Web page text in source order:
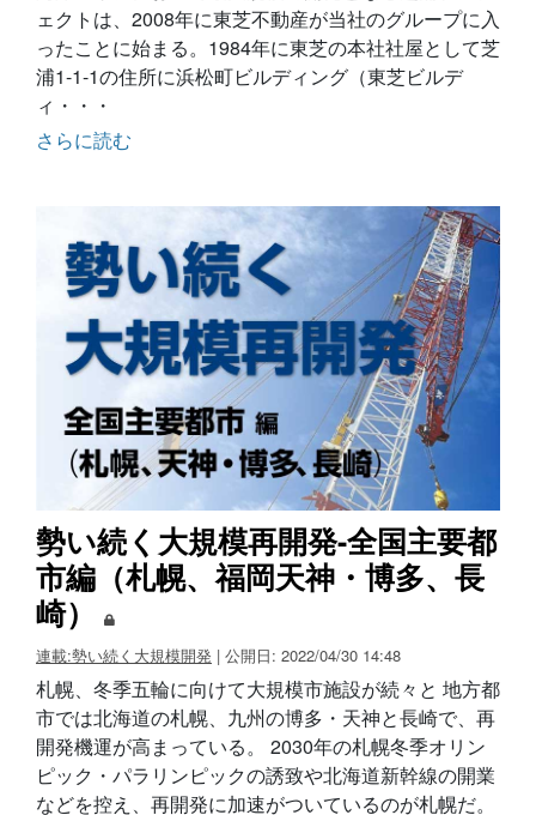
ェクトは、2008年に東芝不動産が当社のグループに入
ったことに始まる。1984年に東芝の本社社屋として芝
浦1-1-1の住所に浜松町ビルディング（東芝ビルデ
ィ・・・
さらに読む
勢い続く大規模再開発-全国主要都
市編（札幌、福岡天神・博多、長
崎）
連載:勢い続く大規模開発 | 公開日: 2022/04/30 14:48
札幌、冬季五輪に向けて大規模市施設が続々と 地方都
市では北海道の札幌、九州の博多・天神と長崎で、再
開発機運が高まっている。 2030年の札幌冬季オリン
ピック・パラリンピックの誘致や北海道新幹線の開業
などを控え、再開発に加速がついているのが札幌だ。